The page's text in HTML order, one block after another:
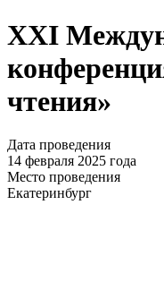
XXI
чтения»
Дата проведения
14 февраля 2025 года
Место проведения
Екатеринбург